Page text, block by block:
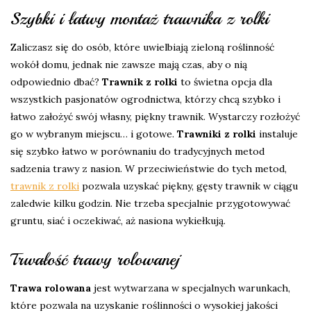
Szybki i łatwy montaż trawnika z rolki
Zaliczasz się do osób, które uwielbiają zieloną roślinność
wokół domu, jednak nie zawsze mają czas, aby o nią
odpowiednio dbać? Trawnik z rolki to świetna opcja dla
wszystkich pasjonatów ogrodnictwa, którzy chcą szybko i
łatwo założyć swój własny, piękny trawnik. Wystarczy rozłożyć
go w wybranym miejscu… i gotowe. Trawniki z rolki instaluje
się szybko łatwo w porównaniu do tradycyjnych metod
sadzenia trawy z nasion. W przeciwieństwie do tych metod,
trawnik z rolki pozwala uzyskać piękny, gęsty trawnik w ciągu
zaledwie kilku godzin. Nie trzeba specjalnie przygotowywać
gruntu, siać i oczekiwać, aż nasiona wykiełkują.
Trwałość trawy rolowanej
Trawa rolowana jest wytwarzana w specjalnych warunkach,
które pozwala na uzyskanie roślinności o wysokiej jakości